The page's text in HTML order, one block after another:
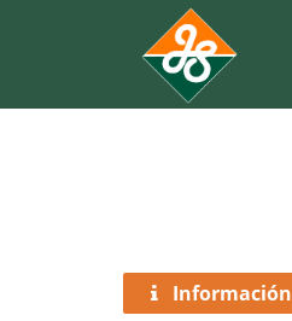
Información